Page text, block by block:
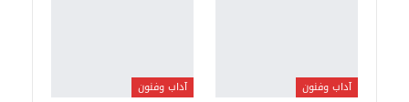
آداب وفنون آداب وفنون